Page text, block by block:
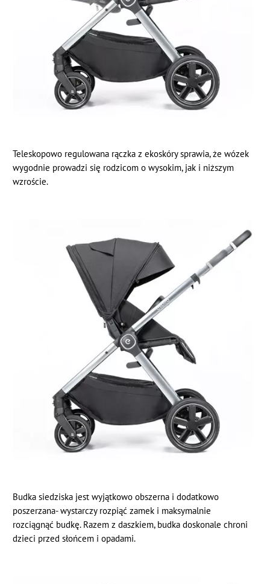
Teleskopowo regulowana rączka z ekoskóry sprawia, że wózek
wygodnie prowadzi się rodzicom o wysokim, jak i niższym
wzroście.
Budka siedziska jest wyjątkowo obszerna i dodatkowo
poszerzana- wystarczy rozpiąć zamek i maksymalnie
rozciągnąć budkę. Razem z daszkiem, budka doskonale chroni
dzieci przed słońcem i opadami.